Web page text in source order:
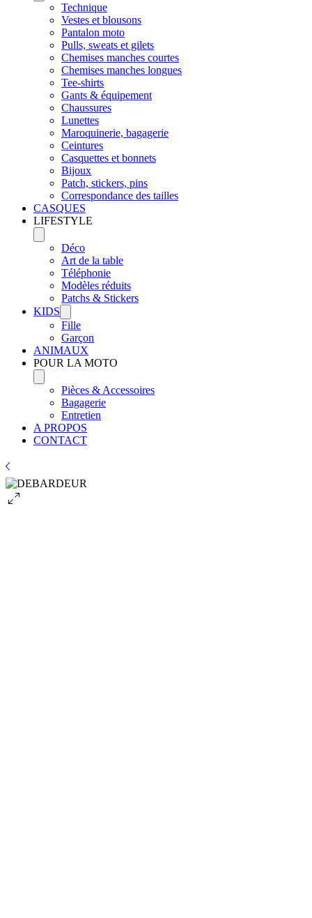
Technique
Vestes et blousons
Pantalon moto
Pulls, sweats et gilets
Chemises manches courtes
Chemises manches longues
Tee-shirts
Gants & équipement
Chaussures
Lunettes
Maroquinerie, bagagerie
Ceintures
Casquettes et bonnets
Bijoux
Patch, stickers, pins
Correspondance des tailles
CASQUES
LIFESTYLE
Déco
Art de la table
Téléphonie
Modèles réduits
Patchs & Stickers
KIDS
Fille
Garçon
ANIMAUX
POUR LA MOTO
Pièces & Accessoires
Bagagerie
Entretien
A PROPOS
CONTACT